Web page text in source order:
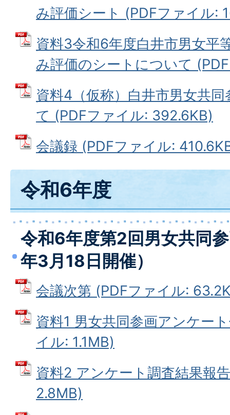
み評価シート (PDFファイル:
資料3令和6年度白井市男女平
み評価のシートについて
資料4（仮称）白井市男女共
て (PDFファイル: 392.6KB)
会議録 (PDFファイル:
令和6年度
令和6年度第2回男女共同
年3月18日開催）
会議次第 (PDFファイル:
資料1 男女共同参画アンケー
イル: 1.1MB)
資料2 アンケート調査結果報
2.8MB)